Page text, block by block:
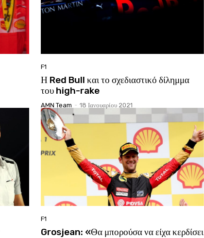
F1
Η Red Bull και το σχεδιαστικό δίλημμα
του high-rake
AMN Team - 18 Ιανουαρίου 2021
F1
Grosjean: «Θα μπορούσα να είχα κερδίσει